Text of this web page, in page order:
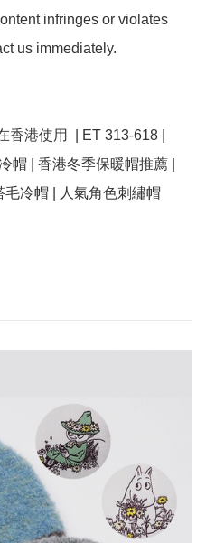
infringes or violates
us immediately.
香港使用  | ET 313-618 |
帽 | 香港冬季保暖帽推薦 |
冷帽 | 人氣角色刺繡帽